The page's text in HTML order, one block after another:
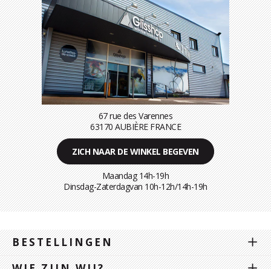
67 rue des Varennes
63170 AUBIÈRE FRANCE
ZICH NAAR DE WINKEL BEGEVEN
Maandag 14h-19h
Dinsdag-Zaterdagvan 10h-12h/14h-19h
BESTELLINGEN